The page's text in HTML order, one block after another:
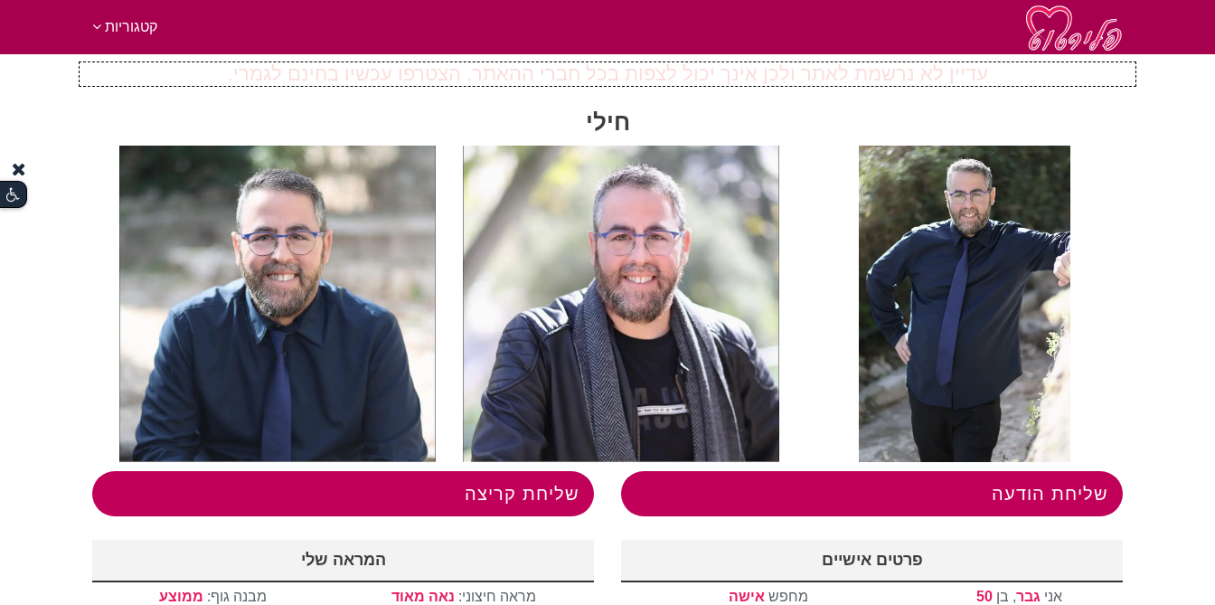
קטגוריות
עדיין לא נרשמת לאתר ולכן אינך יכול לצפות בכל חברי ההאתר. הצטרפו עכשיו בחינם לגמרי.
חילי
שליחת הודעה שליחת קריצה
פרטים אישיים
אני גבר, בן50 מחפש אישה
המראה שלי
מראה חיצוני: נאה מאוד מבנה גוף: ממוצע